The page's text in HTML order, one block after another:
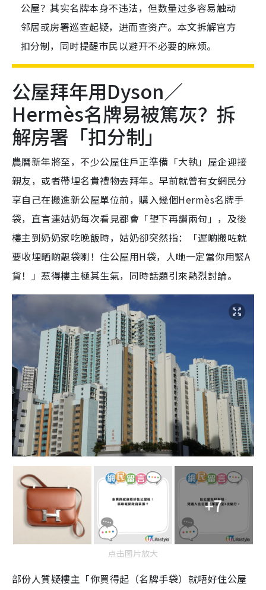
公屋？其实名牌本身不违法，但数量过多容易触动
邻居或房署巡查起疑，进而查资产。本文拆解官方
扣分制，同时提醒市民以避开不必要的麻烦。
公屋拜年用Dyson／
Hermès名牌易被篤灰？拆
解房署「扣分制」
農曆新年將至，不少公屋住戶正準備「大執」屋企迎接
親友，或者帶埋名貴禮物去拜年。早前就曾有女網民分
享自己在搬進新公屋單位前，購入幾個Hermès名牌手
袋，直言連姑奶每次看見都會「望下再讚兩句」，及後
樓主到奶奶家吃晚飯時，姑奶卻突然指：「遲啲搬咗就
要收埋晒啲靚袋喇！住公屋用H袋，人哋一定當你用緊A
貨！」惹得樓主極其生氣，同時話題引來熱烈討論。
+7
点击图片放大
部份人質疑樓主「你買得起（名牌手袋）就唔好住公屋